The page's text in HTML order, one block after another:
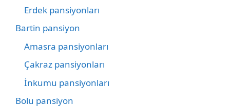
Erdek pansiyonları
Bartin pansiyon
Amasra pansiyonları
Çakraz pansiyonları
İnkumu pansiyonları
Bolu pansiyon